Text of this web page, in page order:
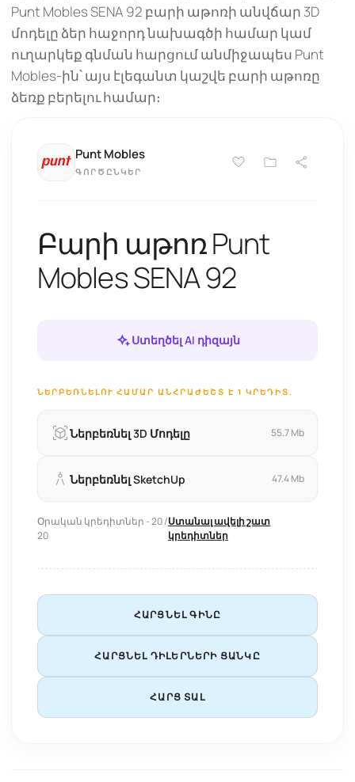
Punt Mobles SENA 92 բարի աթոռի անվճար 3D
մոդելը ձեր հաջորդ նախագծի համար կամ
ուղարկեք գնման հարցում անմիջապես Punt
Mobles-ին՝ այս էլեգանտ կաշվե բարի աթոռը
ձեռք բերելու համար։
Punt Mobles
ԳՈՐԾԸՆԿԵՐ
Բարի աթոռ Punt
Mobles SENA 92
Ստեղծել AI դիզայն
ՆԵՐԲԵՌՆԵԼՈՒ ՀԱՄԱՐ ԱՆՀՐԱԺԵՇՏ Է 1 ԿՐԵԴԻՏ.
Ներբեռնել 3D Մոդելը 55.7 Mb
Ներբեռնել SketchUp 47.4 Mb
Օրական կրեդիտներ - 20 /
20
Ստանալ ավելի շատ
կրեդիտներ
ՀԱՐՑՆԵԼ ԳԻՆԸ
ՀԱՐՑՆԵԼ ԴԻԼԵՐՆԵՐԻ ՑԱՆԿԸ
ՀԱՐՑ ՏԱԼ